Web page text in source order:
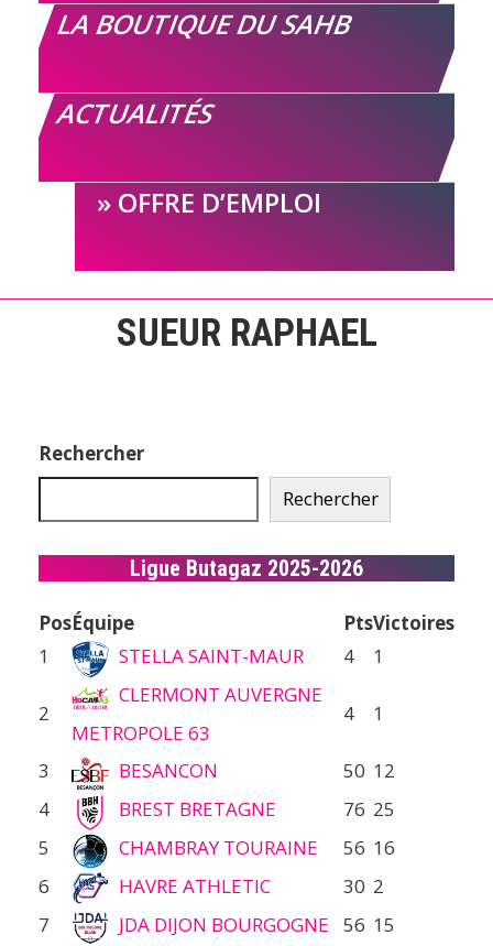
LA BOUTIQUE DU SAHB
ACTUALITÉS
OFFRE D’EMPLOI
SUEUR RAPHAEL
Rechercher
Rechercher
Ligue Butagaz 2025-2026
PosÉquipe PtsVictoires
1
STELLA SAINT-MAUR 4 1
2
CLERMONT AUVERGNE
METROPOLE 63
4 1
3 BESANCON 50 12
4
BREST BRETAGNE 76 25
5
CHAMBRAY TOURAINE 56 16
6
HAVRE ATHLETIC 30 2
7
JDA DIJON BOURGOGNE 56 15